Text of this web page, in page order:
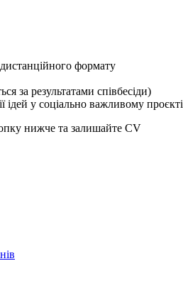
формату
за результатами співбесіди)
ідей у соціально важливому проєкті
нижче та залишайте CV